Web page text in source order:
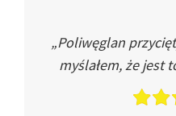
„Poliwęglan
myślałem, że jest